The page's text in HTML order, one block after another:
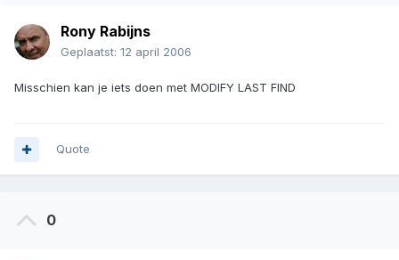
Rony Rabijns
Geplaatst: 12 april 2006
Misschien kan je iets doen met MODIFY LAST FIND
Quote
0